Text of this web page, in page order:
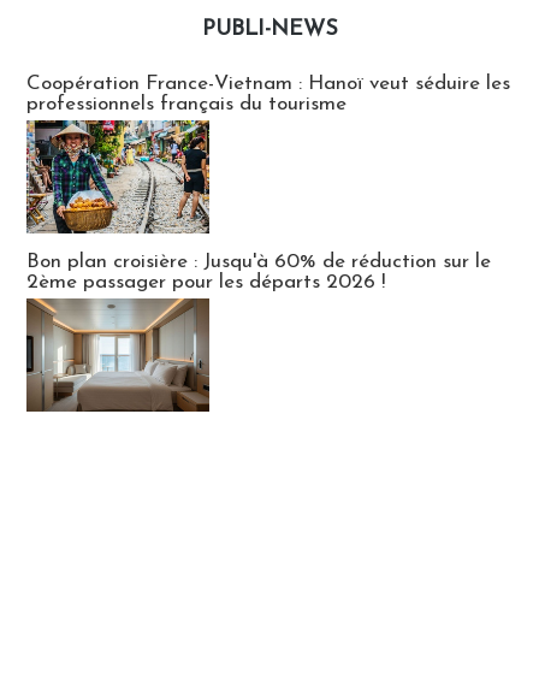
PUBLI-NEWS
Coopération France-Vietnam : Hanoï veut séduire les
professionnels français du tourisme
Bon plan croisière : Jusqu'à 60% de réduction sur le
2ème passager pour les départs 2026 !